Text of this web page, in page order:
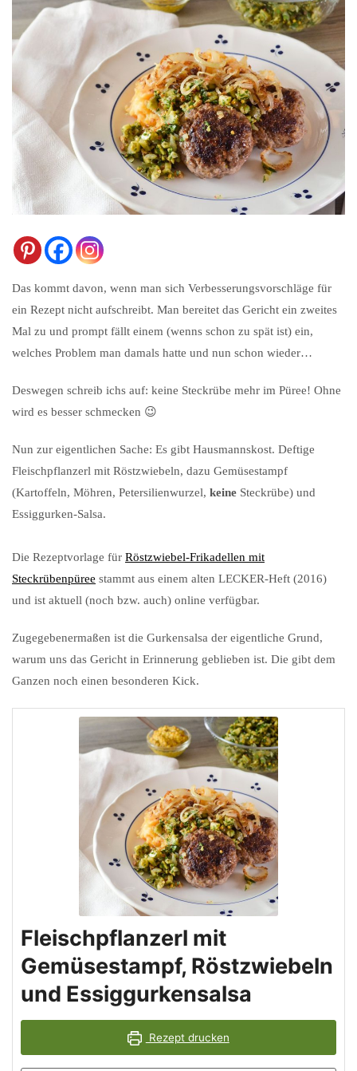
Das kommt davon, wenn man sich Verbesserungsvorschläge für
ein Rezept nicht aufschreibt. Man bereitet das Gericht ein zweites
Mal zu und prompt fällt einem (wenns schon zu spät ist) ein,
welches Problem man damals hatte und nun schon wieder…
Deswegen schreib ichs auf: keine Steckrübe mehr im Püree! Ohne
wird es besser schmecken 😉
Nun zur eigentlichen Sache: Es gibt Hausmannskost. Deftige
Fleischpflanzerl mit Röstzwiebeln, dazu Gemüsestampf
(Kartoffeln, Möhren, Petersilienwurzel, keine Steckrübe) und
Essiggurken-Salsa.
Die Rezeptvorlage für Röstzwiebel-Frikadellen mit
Steckrübenpüree stammt aus einem alten LECKER-Heft (2016)
und ist aktuell (noch bzw. auch) online verfügbar.
Zugegebenermaßen ist die Gurkensalsa der eigentliche Grund,
warum uns das Gericht in Erinnerung geblieben ist. Die gibt dem
Ganzen noch einen besonderen Kick.
Fleischpflanzerl mit
Gemüsestampf, Röstzwiebeln
und Essiggurkensalsa
Rezept drucken